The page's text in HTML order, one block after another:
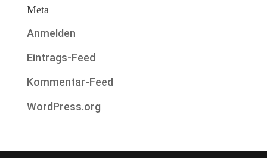
Meta
Anmelden
Eintrags-Feed
Kommentar-Feed
WordPress.org